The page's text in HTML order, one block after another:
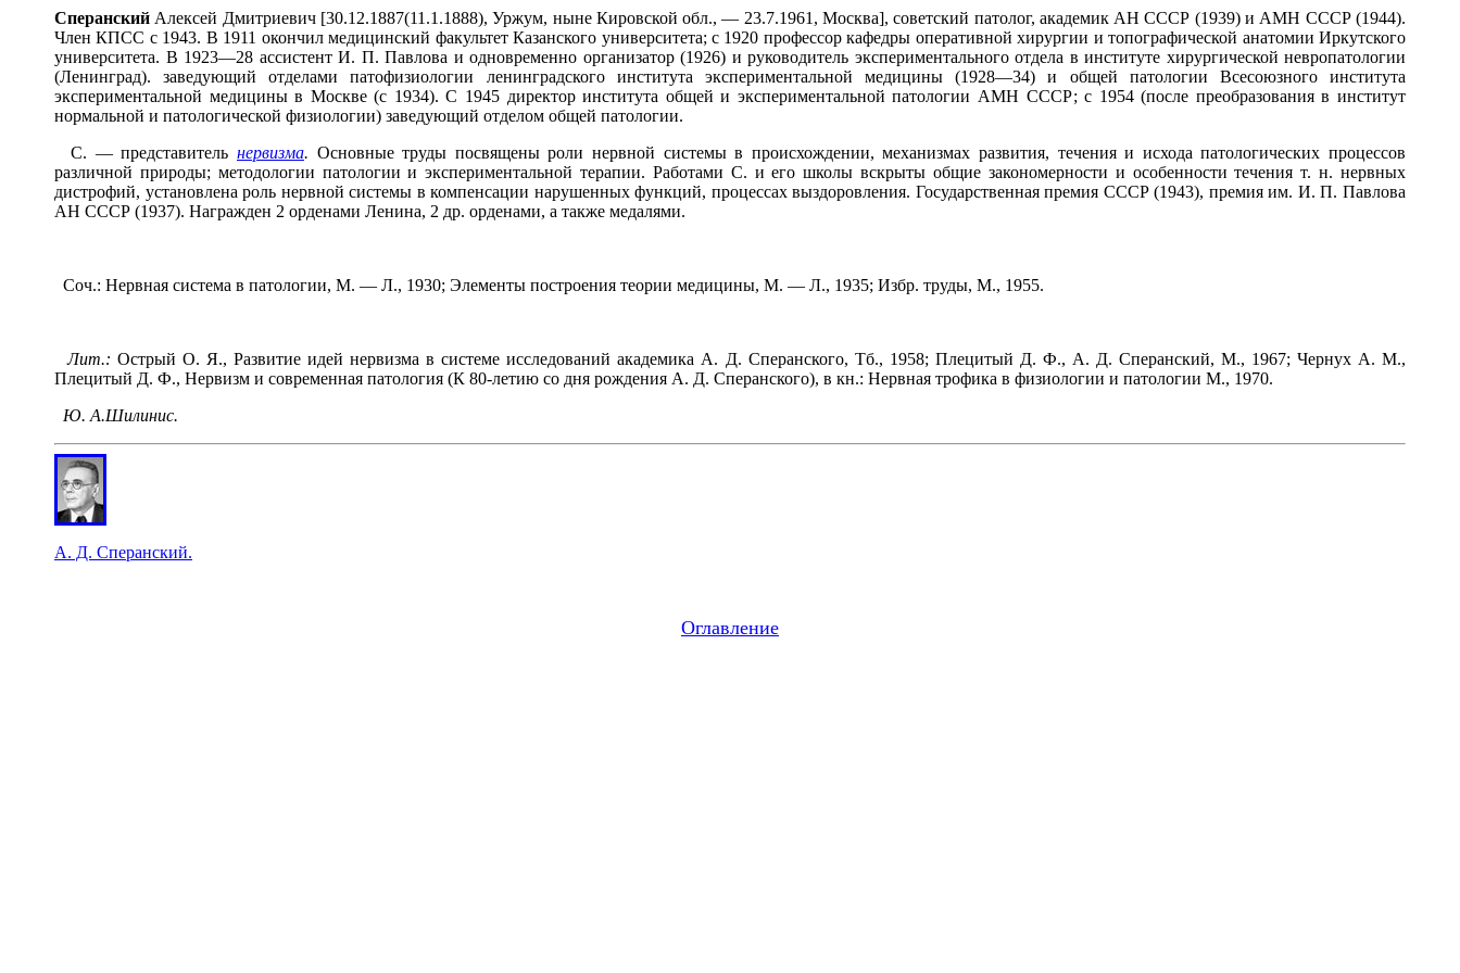
Сперанский Алексей Дмитриевич [30.12.1887(11.1.1888), Уржум, ныне Кировской обл., — 23.7.1961, Москва], советский патолог, академик АН СССР (1939) и АМН СССР (1944).
Член КПСС с 1943. В 1911 окончил медицинский факультет Казанского университета; с 1920 профессор кафедры оперативной хирургии и топографической анатомии Иркутского
университета. В 1923—28 ассистент И. П. Павлова и одновременно организатор (1926) и руководитель экспериментального отдела в институте хирургической невропатологии
(Ленинград). заведующий отделами патофизиологии ленинградского института экспериментальной медицины (1928—34) и общей патологии Всесоюзного института
экспериментальной медицины в Москве (с 1934). С 1945 директор института общей и экспериментальной патологии АМН СССР; с 1954 (после преобразования в институт
нормальной и патологической физиологии) заведующий отделом общей патологии.
С. — представитель нервизма. Основные труды посвящены роли нервной системы в происхождении, механизмах развития, течения и исхода патологических процессов
различной природы; методологии патологии и экспериментальной терапии. Работами С. и его школы вскрыты общие закономерности и особенности течения т. н. нервных
дистрофий, установлена роль нервной системы в компенсации нарушенных функций, процессах выздоровления. Государственная премия СССР (1943), премия им. И. П. Павлова
АН СССР (1937). Награжден 2 орденами Ленина, 2 др. орденами, а также медалями.
Соч.: Нервная система в патологии, М. — Л., 1930; Элементы построения теории медицины, М. — Л., 1935; Избр. труды, М., 1955.
Лит.: Острый О. Я., Развитие идей нервизма в системе исследований академика А. Д. Сперанского, Тб., 1958; Плецитый Д. Ф., А. Д. Сперанский, М., 1967; Чернух А. М.,
Плецитый Д. Ф., Нервизм и современная патология (К 80-летию со дня рождения А. Д. Сперанского), в кн.: Нервная трофика в физиологии и патологии М., 1970.
Ю. А.Шилинис.
А. Д. Сперанский.
Оглавление